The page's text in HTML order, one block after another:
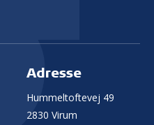
Adresse
Hummeltoftevej 49
2830 Virum